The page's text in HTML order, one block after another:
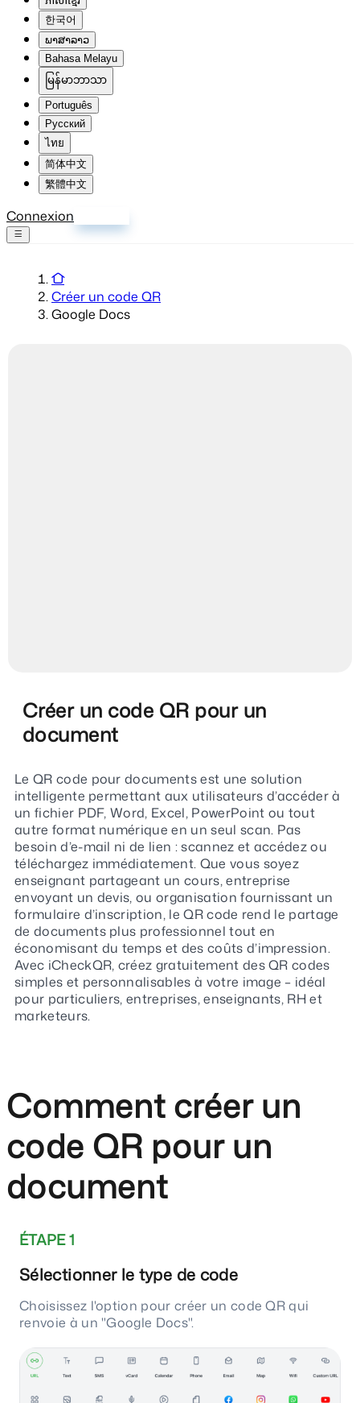
한국어
ພາສາລາວ
Bahasa Melayu
မြန်မာဘာသာ
Português
Русский
ไทย
简体中文
繁體中文
Connexion
Créer un code QR
Google Docs
Créer un code QR pour un
document
Le QR code pour documents est une solution
intelligente permettant aux utilisateurs d’accéder à
un fichier PDF, Word, Excel, PowerPoint ou tout
autre format numérique en un seul scan. Pas
besoin d’e-mail ni de lien : scannez et accédez ou
téléchargez immédiatement. Que vous soyez
enseignant partageant un cours, entreprise
envoyant un devis, ou organisation fournissant un
formulaire d’inscription, le QR code rend le partage
de documents plus professionnel tout en
économisant du temps et des coûts d’impression.
Avec iCheckQR, créez gratuitement des QR codes
simples et personnalisables à votre image – idéal
pour particuliers, entreprises, enseignants, RH et
marketeurs.
Comment créer un
code QR pour un
document
ÉTAPE 1
Sélectionner le type de code
Choisissez l'option pour créer un code QR qui
renvoie à un "Google Docs".